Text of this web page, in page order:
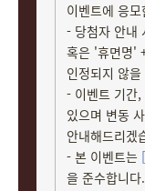
이벤트에 응
- 당첨자 안내
혹은 '휴면명'
인정되지 않
- 이벤트 기간
있으며 변동
안내해드리겠
- 본 이벤트는
을 준수합니다.